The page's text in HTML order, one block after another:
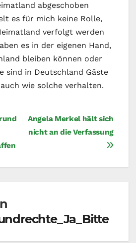
abgeschoben
es für mich keine Rolle,
verfolgt werden
es in der eigenen Hand,
bleiben können oder
sind in Deutschland Gäste
wie solche verhalten.
Angela Merkel hält sich
nicht an die Verfassung